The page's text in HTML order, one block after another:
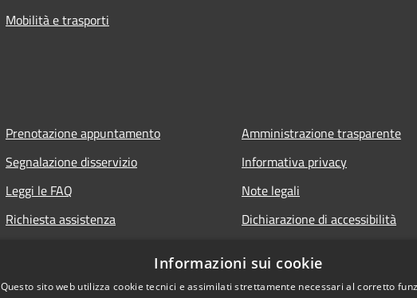
Mobilità e trasporti
Prenotazione appuntamento
Segnalazione disservizio
Leggi le FAQ
Richiesta assistenza
Amministrazione trasparente
Informativa privacy
Note legali
Dichiarazione di accessibilità
Informazioni sui cookie
Questo sito web utilizza cookie tecnici e assimilati strettamente necessari al corretto